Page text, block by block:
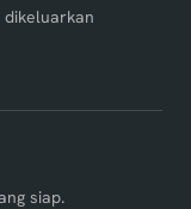
dikeluarkan
siap.